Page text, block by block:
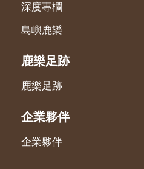
深度專欄
島嶼鹿樂
鹿樂足跡
鹿樂足跡
企業夥伴
企業夥伴